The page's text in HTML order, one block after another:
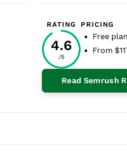
RATING
4.6
/5
PRICING
Free
From
Read Semrush